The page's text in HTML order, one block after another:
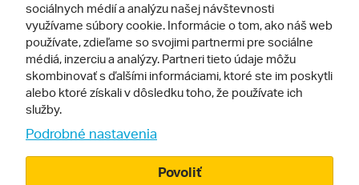
Sledujte nás
sociálnych médií a analýzu našej návštevnosti
využívame súbory cookie. Informácie o tom, ako náš web
používate, zdieľame so svojimi partnermi pre sociálne
médiá, inzerciu a analýzy. Partneri tieto údaje môžu
skombinovať s ďalšími informáciami, ktoré ste im poskytli
alebo ktoré získali v dôsledku toho, že používate ich
služby.
Podrobné nastavenia
Povoliť